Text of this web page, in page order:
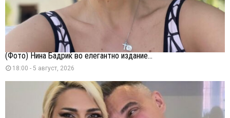
(Фото) Нина Бадриќ во елегантно издание...
18:00 - 5 август, 2026